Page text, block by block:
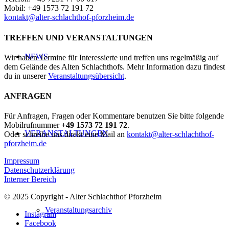
NEWS
VERANSTALTUNGEN
Veranstaltungsarchiv
Mobil: +49 1573 72 191 72
kontakt@alter-schlachthof-pforzheim.de
TREFFEN UND VERANSTALTUNGEN
Wir haben Termine für Interessierte und treffen uns regelmäßig auf
dem Gelände des Alten Schlachthofs. Mehr Information dazu findest
du in unsererVeranstaltungsübersicht.
ANFRAGEN
Für Anfragen, Fragen oder Kommentare benutzen Sie bitte folgende
Mobilrufnummer+49 1573 72 191 72.
Oder schreibe uns direkt eine Mail an kontakt@alter-schlachthof-
pforzheim.de
Impressum
Datenschutzerklärung
Interner Bereich
© 2025 Copyright - Alter Schlachthof Pforzheim
Instagram
Facebook